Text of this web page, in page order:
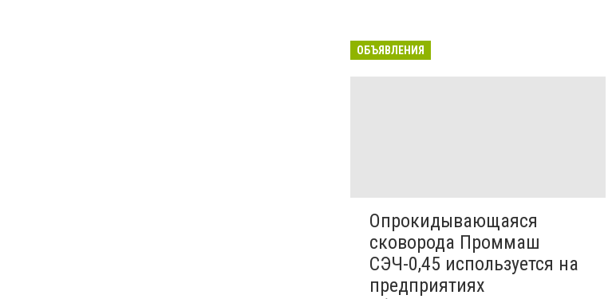
ОБЪЯВЛЕНИЯ
Опрокидывающаяся
сковорода Проммаш
СЭЧ-0,45 используется на
предприятиях